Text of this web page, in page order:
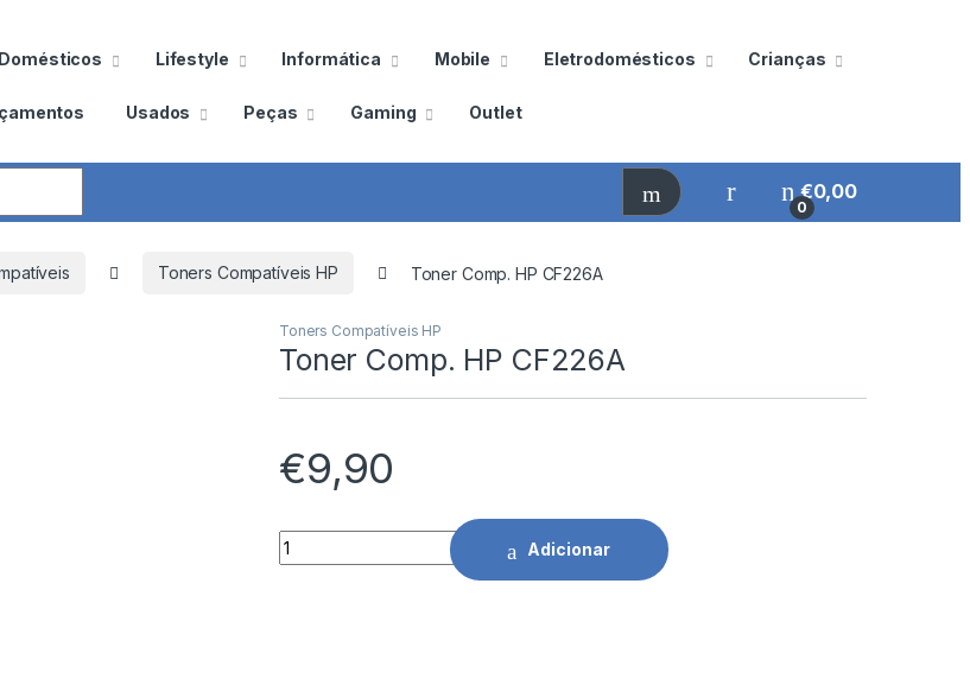
Domésticos Lifestyle Informática Mobile Eletrodomésticos Crianças
Usados Peças Gaming Outlet
0
€0,00
Toners Compatíveis HP Toner Comp. HP CF226A
Toners Compatíveis HP
Toner Comp. HP CF226A
€9,90
Toner Comp. HP CF226A quantidade
Adicionar